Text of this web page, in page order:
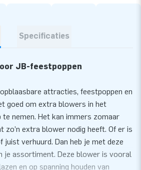
Specificaties
JB-feestpoppen
attracties, feestpoppen en
goed om extra blowers in het
nemen. Het kan immers zomaar
zo’n extra blower nodig heeft. Of er is
verhuurd. Dan heb je met deze
je assortiment. Deze blower is vooral
en op spanning houden van